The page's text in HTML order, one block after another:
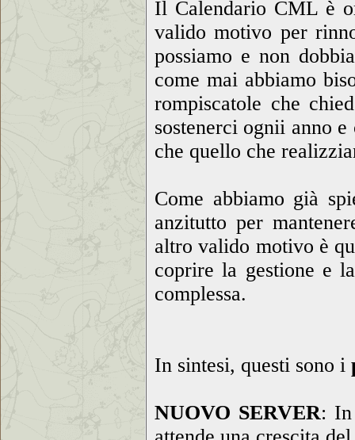
Il Calendario CML è
valido motivo per
possiamo e non
come mai abbiamo
rompiscatole che
sostenerci ognii anno
che quello che
Come abbiamo già
anzitutto per
altro valido motivo è
coprire la gestione e
complessa.
In sintesi, questi sono i
NUOVO SERVER: